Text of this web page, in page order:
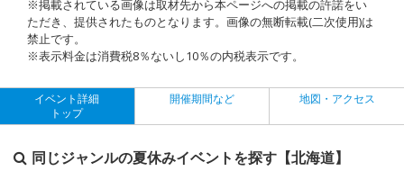
※掲載されている画像は取材先から本ページへの掲載の許諾をい
ただき、提供されたものとなります。画像の無断転載(二次使用)は
禁止です。
※表示料金は消費税8％ないし10％の内税表示です。
イベント詳細
トップ
開催期間など 地図・アクセス
同じジャンルの夏休みイベントを探す【北海道】